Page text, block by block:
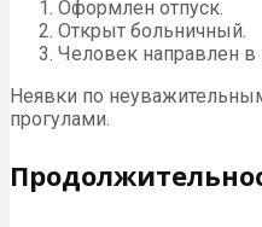
Оформлен отпуск.
Открыт больничный.
Человек направлен в
Неявки по
прогулами.